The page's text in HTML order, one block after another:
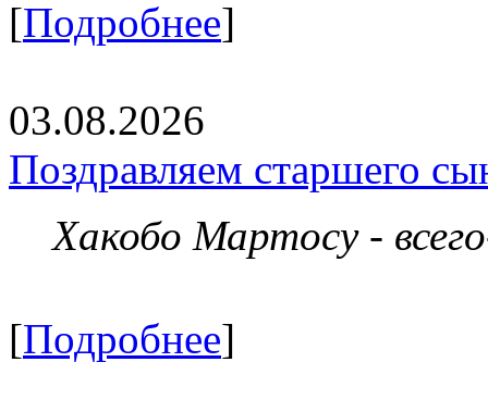
[Подробнее]
03.08.2026
Поздравляем старшего
Хакобо Мартосу -
[Подробнее]